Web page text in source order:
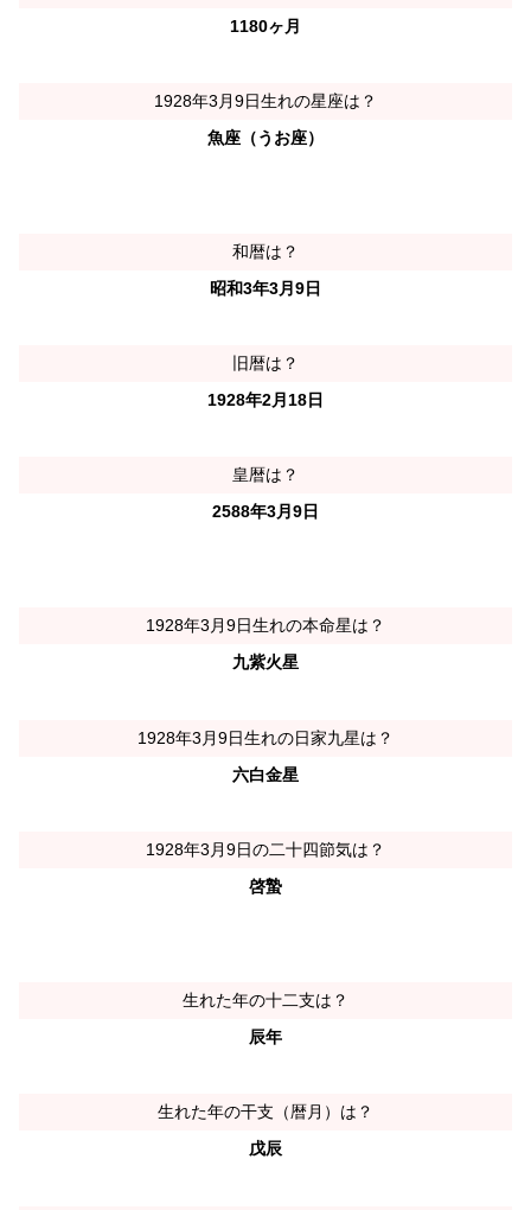
1180ヶ月
1928年3月9日生れの星座は？
魚座（うお座）
和暦は？
昭和3年3月9日
旧暦は？
1928年2月18日
皇暦は？
2588年3月9日
1928年3月9日生れの本命星は？
九紫火星
1928年3月9日生れの日家九星は？
六白金星
1928年3月9日の二十四節気は？
啓蟄
生れた年の十二支は？
辰年
生れた年の干支（暦月）は？
戊辰